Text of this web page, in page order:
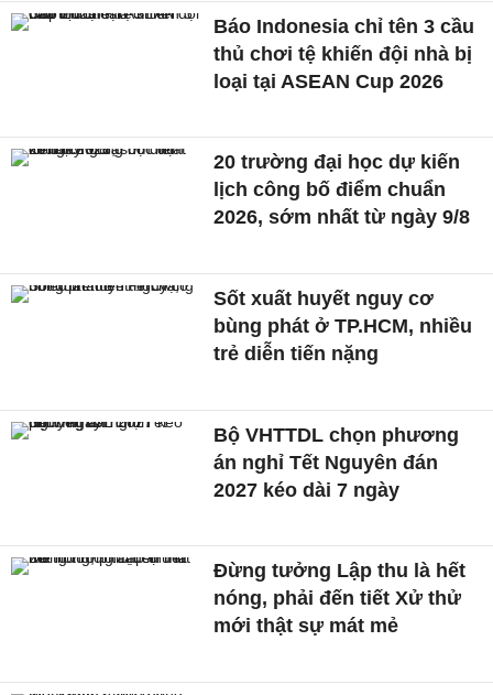
Báo Indonesia chỉ tên 3 cầu
thủ chơi tệ khiến đội nhà bị
loại tại ASEAN Cup 2026
20 trường đại học dự kiến
lịch công bố điểm chuẩn
2026, sớm nhất từ ngày 9/8
Sốt xuất huyết nguy cơ
bùng phát ở TP.HCM, nhiều
trẻ diễn tiến nặng
Bộ VHTTDL chọn phương
án nghỉ Tết Nguyên đán
2027 kéo dài 7 ngày
Đừng tưởng Lập thu là hết
nóng, phải đến tiết Xử thử
mới thật sự mát mẻ